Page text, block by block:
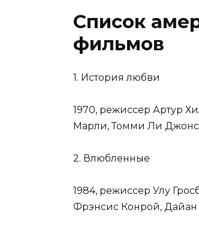
Список
фильмов
1. История любви
1970, режиссер Артур
Марли, Томми Ли
2. Влюбленные
1984, режиссер Улу
Фрэнсис Конрой,